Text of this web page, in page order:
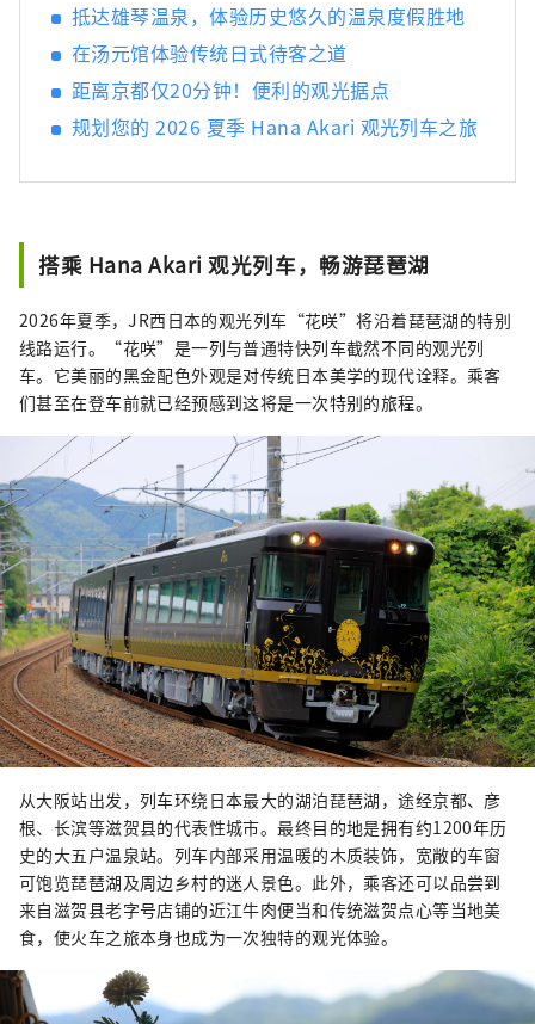
抵达雄琴温泉，体验历史悠久的温泉度假胜地
在汤元馆体验传统日式待客之道
距离京都仅20分钟！便利的观光据点
规划您的 2026 夏季 Hana Akari 观光列车之旅
搭乘 Hana Akari 观光列车，畅游琵琶湖
2026年夏季，JR西日本的观光列车“花咲”将沿着琵琶湖的特别
线路运行。“花咲”是一列与普通特快列车截然不同的观光列
车。它美丽的黑金配色外观是对传统日本美学的现代诠释。乘客
们甚至在登车前就已经预感到这将是一次特别的旅程。
从大阪站出发，列车环绕日本最大的湖泊琵琶湖，途经京都、彦
根、长滨等滋贺县的代表性城市。最终目的地是拥有约1200年历
史的大五户温泉站。列车内部采用温暖的木质装饰，宽敞的车窗
可饱览琵琶湖及周边乡村的迷人景色。此外，乘客还可以品尝到
来自滋贺县老字号店铺的近江牛肉便当和传统滋贺点心等当地美
食，使火车之旅本身也成为一次独特的观光体验。